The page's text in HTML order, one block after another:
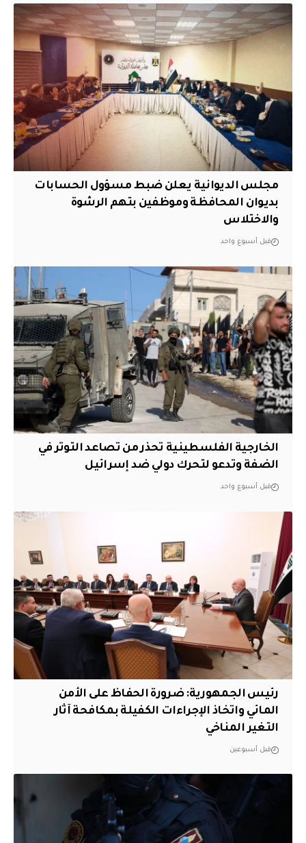
مجلس الديوانية يعلن ضبط مسؤول الحسابات
بديوان المحافظة وموظفين بتهم الرشوة
والاختلاس
قبل أسبوع واحد
الخارجية الفلسطينية تحذر من تصاعد التوتر في
الضفة وتدعو لتحرك دولي ضد إسرائيل
قبل أسبوع واحد
رئيس الجمهورية: ضرورة الحفاظ على الأمن
المائي واتخاذ الإجراءات الكفيلة بمكافحة آثار
التغير المناخي
قبل أسبوعين